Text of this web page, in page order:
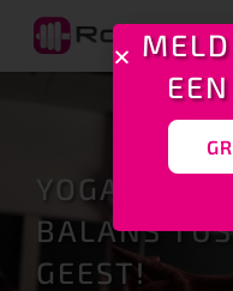
YOGA: VOOR
BALANS
GEEST!